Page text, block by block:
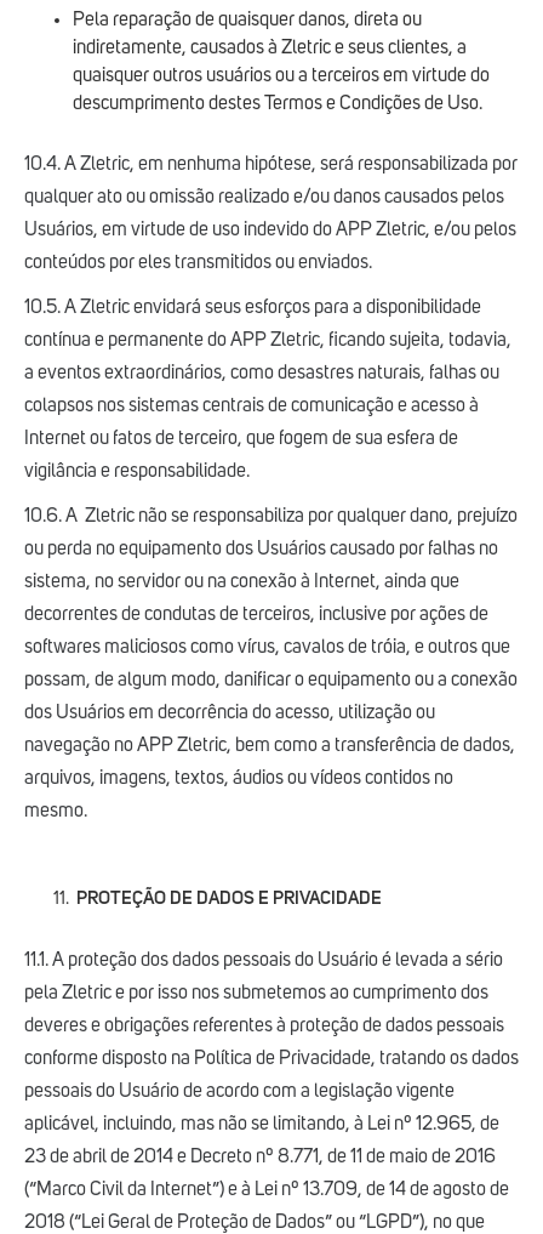
Pela reparação de quaisquer danos, direta ou
indiretamente, causados à Zletric e seus clientes, a
quaisquer outros usuários ou a terceiros em virtude do
descumprimento destes Termos e Condições de Uso.
10.4. A Zletric, em nenhuma hipótese, será responsabilizada por
qualquer ato ou omissão realizado e/ou danos causados pelos
Usuários, em virtude de uso indevido do APP Zletric, e/ou pelos
conteúdos por eles transmitidos ou enviados.
10.5. A Zletric envidará seus esforços para a disponibilidade
contínua e permanente do APP Zletric, ficando sujeita, todavia,
a eventos extraordinários, como desastres naturais, falhas ou
colapsos nos sistemas centrais de comunicação e acesso à
Internet ou fatos de terceiro, que fogem de sua esfera de
vigilância e responsabilidade.
10.6. A Zletric não se responsabiliza por qualquer dano, prejuízo
ou perda no equipamento dos Usuários causado por falhas no
sistema, no servidor ou na conexão à Internet, ainda que
decorrentes de condutas de terceiros, inclusive por ações de
softwares maliciosos como vírus, cavalos de tróia, e outros que
possam, de algum modo, danificar o equipamento ou a conexão
dos Usuários em decorrência do acesso, utilização ou
navegação no APP Zletric, bem como a transferência de dados,
arquivos, imagens, textos, áudios ou vídeos contidos no
mesmo.
PROTEÇÃO DE DADOS E PRIVACIDADE
11.1. A proteção dos dados pessoais do Usuário é levada a sério
pela Zletric e por isso nos submetemos ao cumprimento dos
deveres e obrigações referentes à proteção de dados pessoais
conforme disposto na Política de Privacidade, tratando os dados
pessoais do Usuário de acordo com a legislação vigente
aplicável, incluindo, mas não se limitando, à Lei nº 12.965, de
23 de abril de 2014 e Decreto nº 8.771, de 11 de maio de 2016
(“Marco Civil da Internet”) e à Lei nº 13.709, de 14 de agosto de
2018 (“Lei Geral de Proteção de Dados” ou “LGPD”), no que